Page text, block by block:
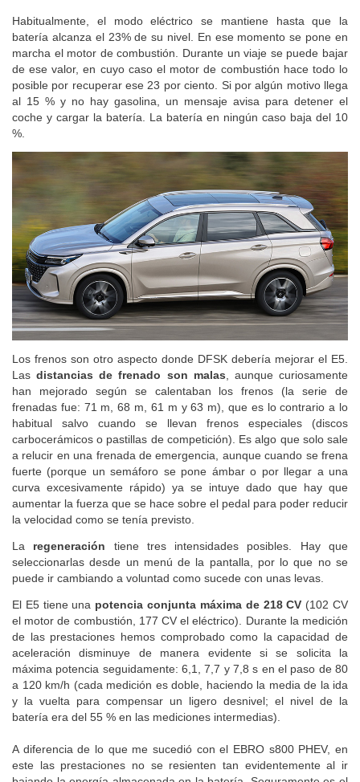
Habitualmente, el modo eléctrico se mantiene hasta que la
batería alcanza el 23% de su nivel. En ese momento se pone en
marcha el motor de combustión. Durante un viaje se puede bajar
de ese valor, en cuyo caso el motor de combustión hace todo lo
posible por recuperar ese 23 por ciento. Si por algún motivo llega
al 15 % y no hay gasolina, un mensaje avisa para detener el
coche y cargar la batería. La batería en ningún caso baja del 10
Los frenos son otro aspecto donde DFSK debería mejorar el E5.
Las distancias de frenado son malas, aunque curiosamente
han mejorado según se calentaban los frenos (la serie de
frenadas fue: 71 m, 68 m, 61 m y 63 m), que es lo contrario a lo
habitual salvo cuando se llevan frenos especiales (discos
carbocerámicos o pastillas de competición). Es algo que solo sale
a relucir en una frenada de emergencia, aunque cuando se frena
fuerte (porque un semáforo se pone ámbar o por llegar a una
curva excesivamente rápido) ya se intuye dado que hay que
aumentar la fuerza que se hace sobre el pedal para poder reducir
Laregeneracióntiene tres intensidades posibles. Hay que
seleccionarlas desde un menú de la pantalla, por lo que no se
El E5 tiene unapotencia conjunta máxima de 218 CV (102 CV
el motor de combustión, 177 CV el eléctrico). Durante la medición
de las prestaciones hemos comprobado como la capacidad de
aceleración disminuye de manera evidente si se solicita la
máxima potencia seguidamente: 6,1, 7,7 y 7,8 s en el paso de 80
a 120 km/h (cada medición es doble, haciendo la media de la ida
y la vuelta para compensar un ligero desnivel; el nivel de la
A diferencia de lo que me sucedió con el EBRO s800 PHEV, en
este las prestaciones no se resienten tan evidentemente al ir